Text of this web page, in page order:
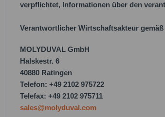
verpflichtet, Informationen über den
Verantwortlicher Wirtschaftsakteur gemäß
MOLYDUVAL GmbH
Halskestr. 6
40880 Ratingen
Telefon: +49 2102 975722
Telefax: +49 2102 975711
sales@molyduval.com